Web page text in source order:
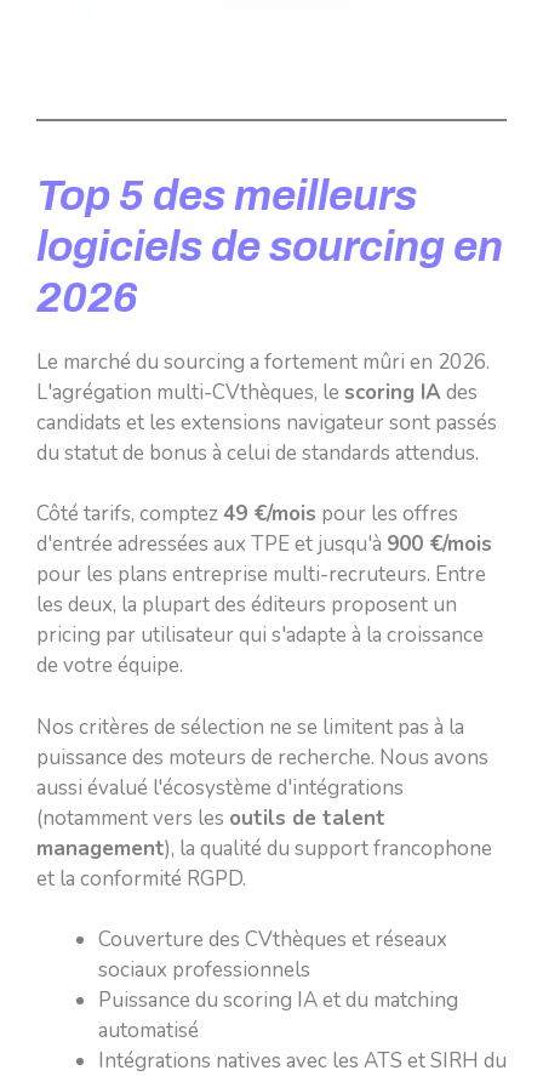
Top 5 des meilleurs
logiciels de sourcing en
2026
Le marché du sourcing a fortement mûri en 2026.
L'agrégation multi-CVthèques, le scoring IA des
candidats et les extensions navigateur sont passés
du statut de bonus à celui de standards attendus.
Côté tarifs, comptez49 €/mois pour les offres
d'entrée adressées aux TPE et jusqu'à 900 €/mois
pour les plans entreprise multi-recruteurs. Entre
les deux, la plupart des éditeurs proposent un
pricing par utilisateur qui s'adapte à la croissance
de votre équipe.
Nos critères de sélection ne se limitent pas à la
puissance des moteurs de recherche. Nous avons
aussi évalué l'écosystème d'intégrations
(notamment vers les outils de talent
management), la qualité du support francophone
et la conformité RGPD.
Couverture des CVthèques et réseaux
sociaux professionnels
Puissance du scoring IA et du matching
automatisé
Intégrations natives avec les ATS et SIRH du